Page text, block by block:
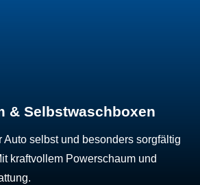
& Selbstwaschboxen
Auto selbst und besonders sorgfältig
kraftvollem Powerschaum und